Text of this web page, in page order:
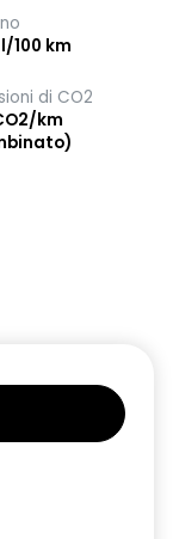
100 km
di CO2
km